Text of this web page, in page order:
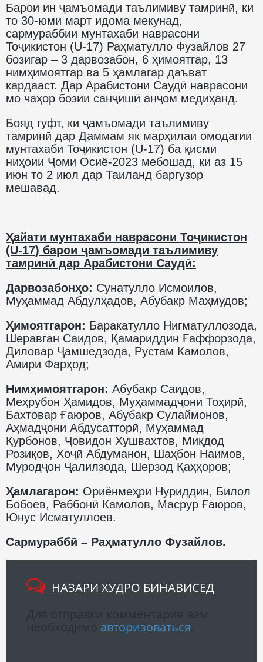
Барои ин ҷамъомади таълимиву тамринӣ, ки
то 30-юми март идома мекунад,
сармураббии мунтахаби наврасони
Тоҷикистон (U-17) Раҳматулло Фузайлов 27
бозигар – 3 дарвозабон, 6 ҳимоятгар, 13
нимҳимоятгар ва 5 ҳамлагар даъват
кардааст. Дар Арабистони Саудӣ наврасони
мо чаҳор бозии санҷишӣ анҷом медиҳанд.
Бояд гуфт, ки ҷамъомади таълимиву
тамринӣ дар Даммам як марҳилаи омодагии
мунтахаби Тоҷикистон (U-17) ба қисми
ниҳоии Ҷоми Осиё-2023 мебошад, ки аз 15
июн то 2 июл дар Таиланд баргузор
мешавад.
Ҳайати мунтахаби наврасони Тоҷикистон
(U-17) барои ҷамъомади таълимиву
тамринӣ дар Арабистони Саудӣ:
Дарвозабонҳо: Сунатулло Исмоилов,
Муҳаммад Абдулҳадов, Абубакр Маҳмудов;
Ҳимоятгарон: Баракатулло Нигматуллозода,
Шеравган Саидов, Қамариддин Ғаффорзода,
Диловар Ҷамшедзода, Рустам Камолов,
Амири Фарҳод;
Нимҳимоятгарон: Абубакр Саидов,
Меҳрубон Ҳамидов, Муҳаммадҷони Тоҳирӣ,
Бахтовар Ғаюров, Абубакр Сулаймонов,
Аҳмадҷони Абдусатторӣ, Муҳаммад
Қурбонов, Ҷовидон Хушвахтов, Миқдод
Розиқов, Хоҷӣ Абдуманон, Шаҳбон Наимов,
Муродҷон Ҷалилзода, Шерзод Қаҳҳоров;
Ҳамлагарон: Ориёнмеҳри Нуриддин, Билол
Бобоев, Раббонӣ Камолов, Масрур Ғаюров,
Юнус Исматуллоев.
Сармураббӣ – Раҳматулло Фузайлов.
НАЗАРИ ХУДРО БИНАВИСЕД
авторизоваться